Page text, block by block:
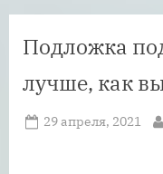
Подложка
лучше, как
Posted
29 апреля, 2021